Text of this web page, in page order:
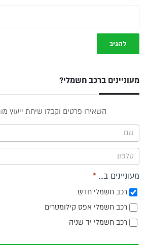
מעוניינים ברכב חשמלי?
תפריט
צד
השאירו פרטים וקבלו שיחת ייעוץ
מעוניינים ב... *
רכב חשמלי חדש
רכב חשמלי אפס קילומטרים
רכב חשמלי יד שניה